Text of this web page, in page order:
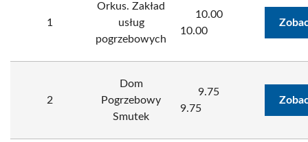
1
Orkus. Zakład
usług
pogrzebowych
10.00
10.00
2
Dom
Pogrzebowy
Smutek
9.75
9.75